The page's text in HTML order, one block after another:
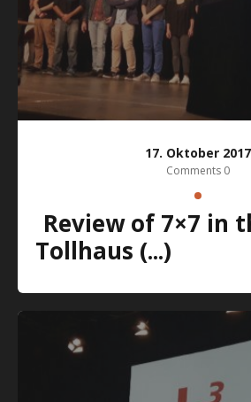
17. Oktober 2017
Comments 0
Review of 7×7 in the
Tollhaus (...)